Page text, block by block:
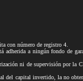
con número de registro 4.
a ningún fondo de
ni de supervisión por la
capital invertido, la no